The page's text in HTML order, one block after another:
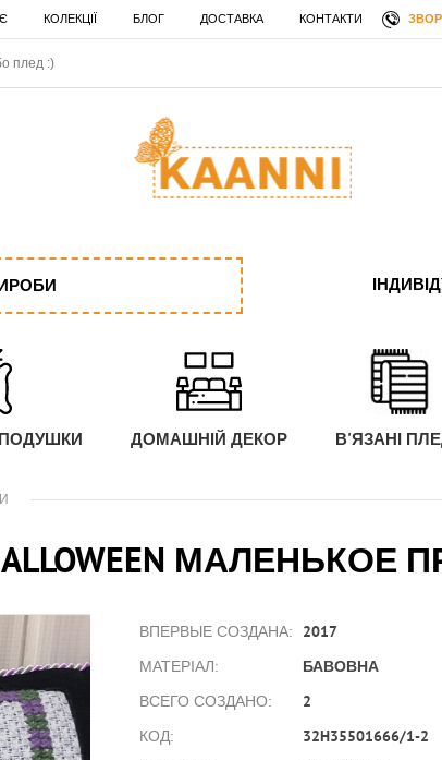
КОЛЕКЦІЇ БЛОГ ДОСТАВКА КОНТАКТИ
ДОМАШНІЙ ДЕКОР В'ЯЗАНІ
МАЛЕНЬКОЕ
ВПЕРВЫЕ СОЗДАНА: 2017
МАТЕРІАЛ: БАВОВНА
ВСЕГО СОЗДАНО: 2
КОД: 32H35501666/1-2